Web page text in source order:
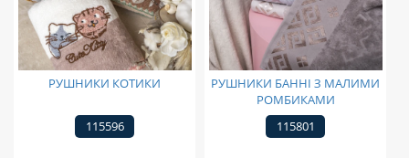
РУШНИКИ КОТИКИ
115596
РУШНИКИ БАННІ З МАЛИМИ
РОМБИКАМИ
115801